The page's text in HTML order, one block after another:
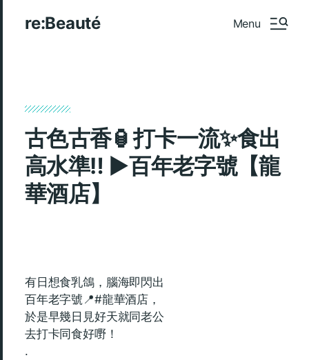
re:Beauté Menu
古色古香🏮打卡一流✨食出
高水準‼️ ►百年老字號【龍
華酒店】
有日想食乳鴿，腦海即閃出
百年老字號📍#龍華酒店，
於是早幾日見好天就同老公
去打卡同食好嘢！
.